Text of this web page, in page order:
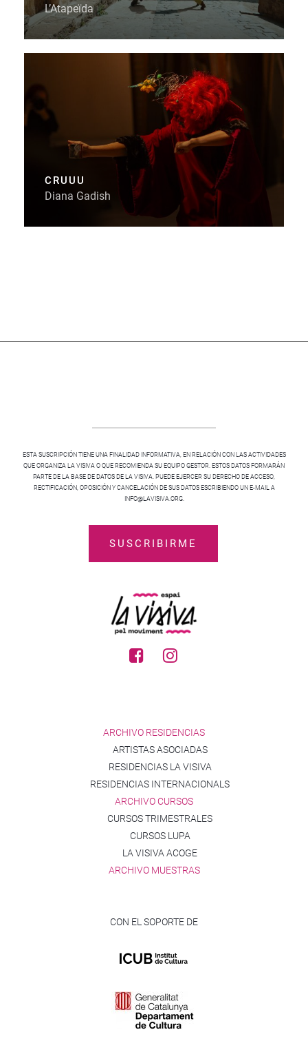
L’Atapeïda
CRUUU
Diana Gadish
ESTA SUSCRIPCIÓN TIENE UNA FINALIDAD INFORMATIVA, EN RELACIÓN CON LAS ACTIVIDADES
QUE ORGANIZA LA VISIVA O QUE RECOMIENDA SU EQUIPO GESTOR. ESTOS DATOS FORMARÁN
PARTE DE LA BASE DE DATOS DE LA VISIVA. PUEDE EJERCER SU DERECHO DE ACCESO,
RECTIFICACIÓN, OPOSICIÓN Y CANCELACIÓN DE SUS DATOS ESCRIBIENDO UN E-MAIL A
INFO@LAVISIVA.ORG.
ARCHIVO RESIDENCIAS
ARTISTAS ASOCIADAS
RESIDENCIAS LA VISIVA
RESIDENCIAS INTERNACIONALS
ARCHIVO CURSOS
CURSOS TRIMESTRALES
CURSOS LUPA
LA VISIVA ACOGE
ARCHIVO MUESTRAS
CON EL SOPORTE DE